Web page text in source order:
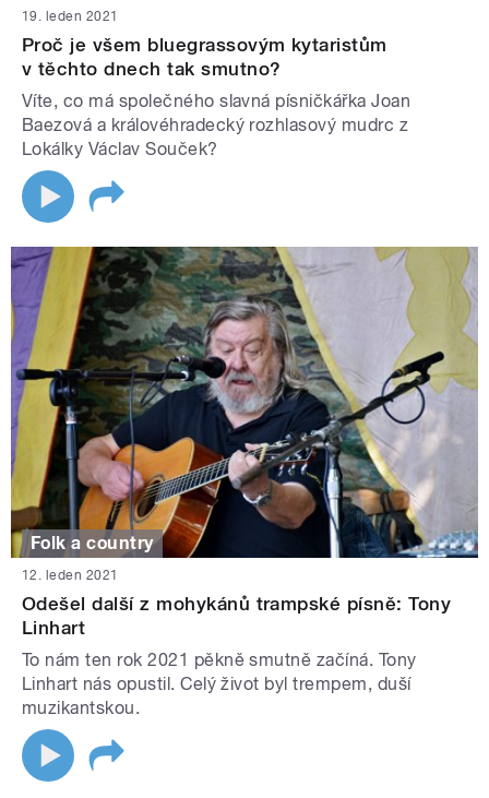
19. leden 2021
Proč je všem bluegrassovým kytaristům
v těchto dnech tak smutno?
Víte, co má společného slavná písničkářka Joan
Baezová a královéhradecký rozhlasový mudrc z
Lokálky Václav Souček?
Folk a country
12. leden 2021
Odešel další z mohykánů trampské písně: Tony
Linhart
To nám ten rok 2021 pěkně smutně začíná. Tony
Linhart nás opustil. Celý život byl trempem, duší
muzikantskou.